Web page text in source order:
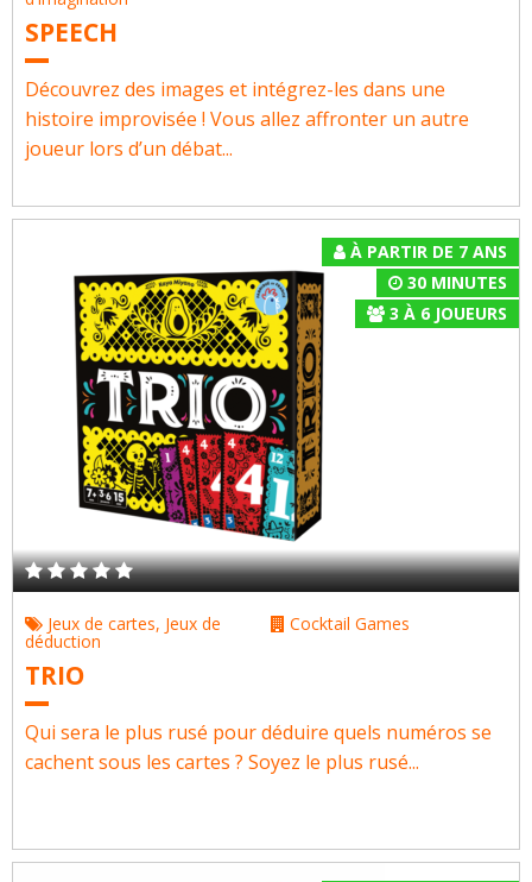
SPEECH
Découvrez des images et intégrez-les dans une
histoire improvisée ! Vous allez affronter un autre
joueur lors d’un débat...
À PARTIR DE 7 ANS
30 MINUTES
3 À 6JOUEURS
Jeux de cartes, Jeux de
déduction
Cocktail Games
TRIO
Qui sera le plus rusé pour déduire quels numéros se
cachent sous les cartes ? Soyez le plus rusé...